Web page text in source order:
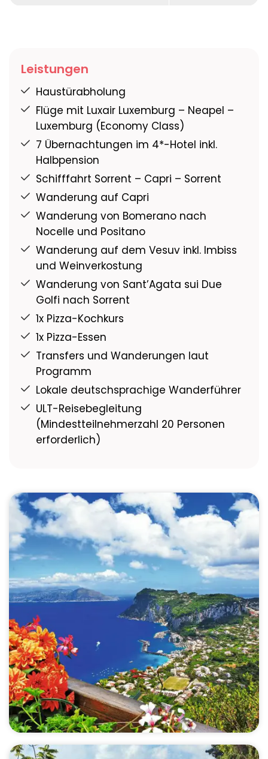
Leistungen
Haustürabholung
Flüge mit Luxair Luxemburg – Neapel –
Luxemburg (Economy Class)
7 Übernachtungen im 4*-Hotel inkl.
Halbpension
Schifffahrt Sorrent – Capri – Sorrent
Wanderung auf Capri
Wanderung von Bomerano nach
Nocelle und Positano
Wanderung auf dem Vesuv inkl. Imbiss
und Weinverkostung
Wanderung von Sant’Agata sui Due
Golfi nach Sorrent
1x Pizza-Kochkurs
1x Pizza-Essen
Transfers und Wanderungen laut
Programm
Lokale deutschsprachige Wanderführer
ULT-Reisebegleitung
(Mindestteilnehmerzahl 20 Personen
erforderlich)